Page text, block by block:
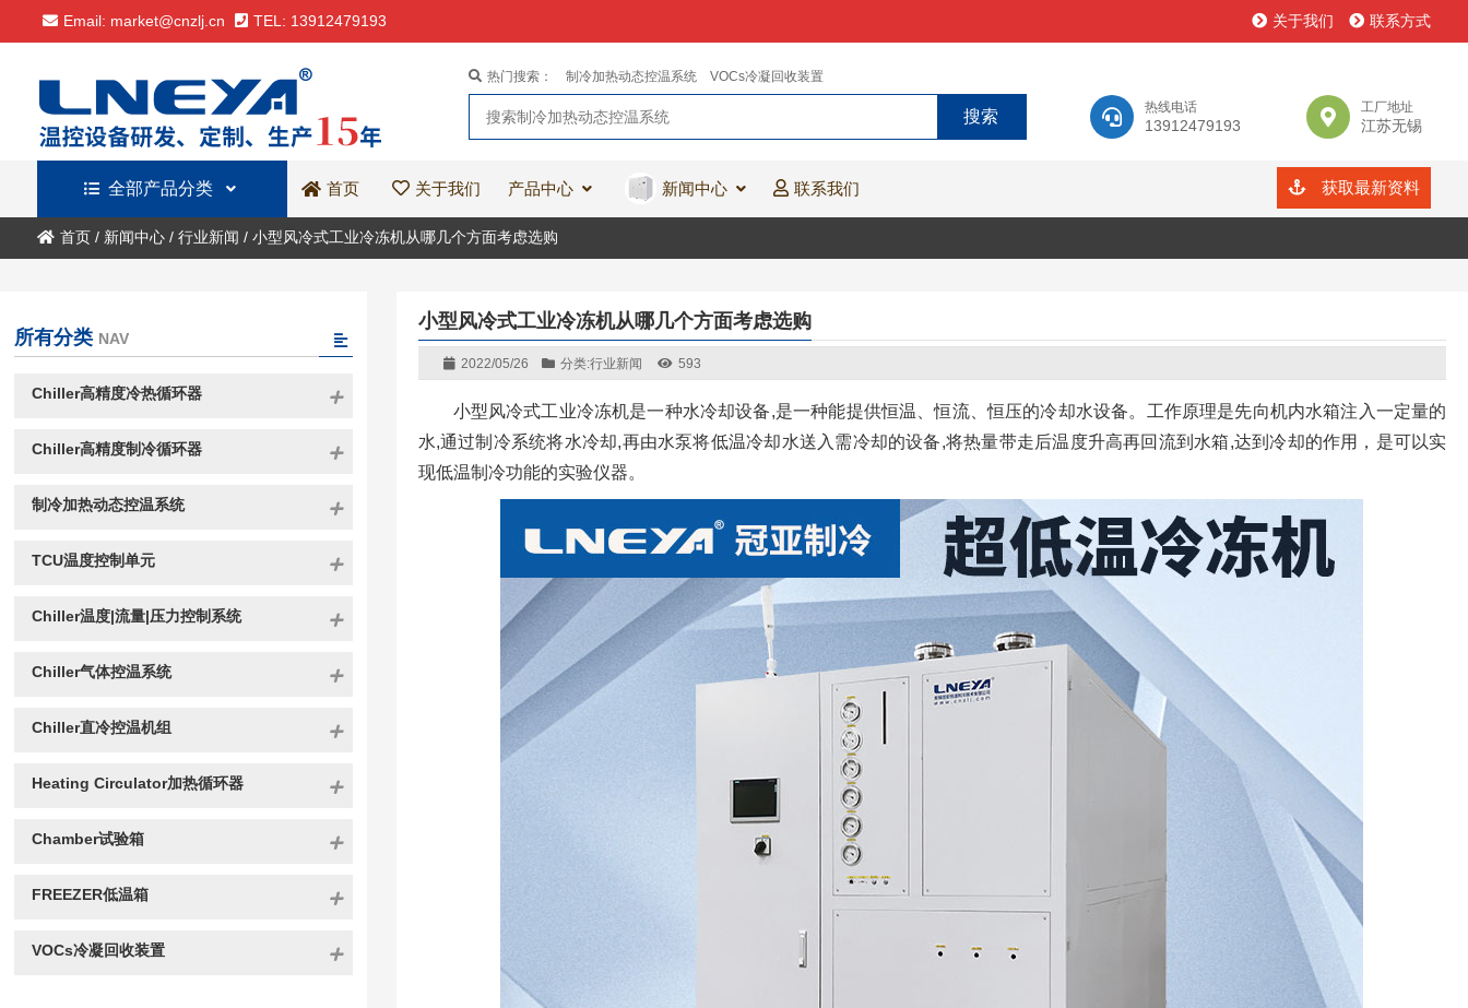
Email: market@cnzlj.cn TEL: 13912479193 关于我们 联系方式
热线电话
13912479193
工厂地址
江苏无锡
热门搜索： 制冷加热动态控温系统 VOCs冷凝回收装置
全部产品分类 首页 关于我们 产品中心 新闻中心 联系我们 获取最新资料
首页/ 新闻中心/ 行业新闻 / 小型风冷式工业冷冻机从哪几个方面考虑选购
小型风冷式工业冷冻机从哪几个方面考虑选购
2022/05/26 分类:行业新闻 593
小型风冷式工业冷冻机是一种水冷却设备,是一种能提供恒温、恒流、恒压的冷却水设备。工作原理是先向机内水箱注入一定量的
水,通过制冷系统将水冷却,再由水泵将低温冷却水送入需冷却的设备,将热量带走后温度升高再回流到水箱,达到冷却的作用，是可以实
现低温制冷功能的实验仪器。
所有分类 NAV
Chiller高精度冷热循环器
Chiller高精度制冷循环器
制冷加热动态控温系统
TCU温度控制单元
Chiller温度|流量|压力控制系统
Chiller气体控温系统
Chiller直冷控温机组
Heating Circulator加热循环器
Chamber试验箱
FREEZER低温箱
VOCs冷凝回收装置